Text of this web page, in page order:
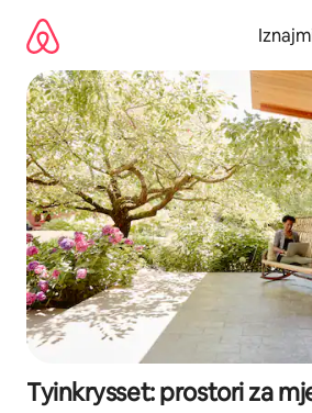
sadržaj
Tyinkrysset: prostori za